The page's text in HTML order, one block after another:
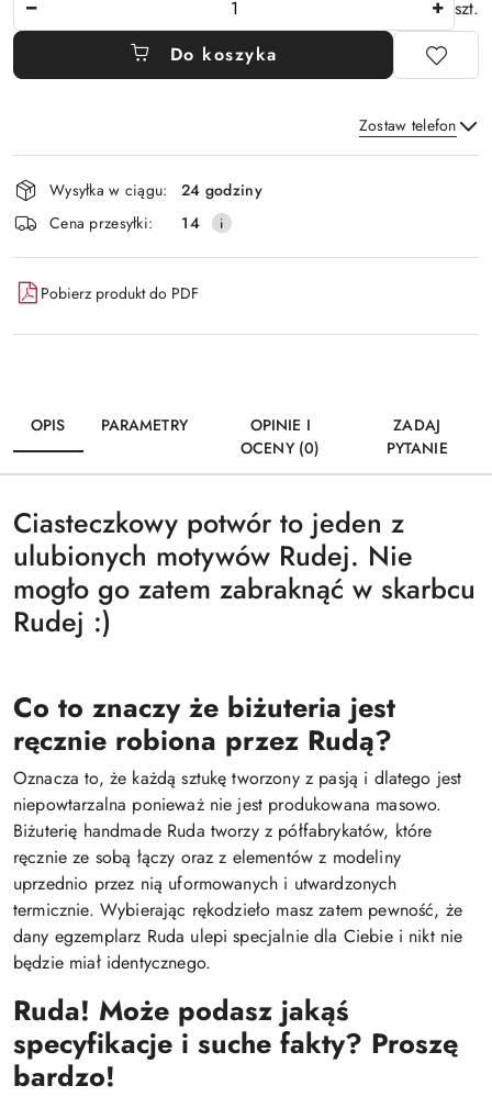
szt.
Do koszyka
Zostaw telefon
Wyślij
Dostępność
i
dostawa
Wysyłka w ciągu:
24 godziny
Cena przesyłki:
14
Pobierz produkt do PDF
OPIS PARAMETRY
OPINIE I
OCENY (0)
ZADAJ
PYTANIE
Ciasteczkowy potwór to jeden z
ulubionych motywów Rudej. Nie
mogło go zatem zabraknąć w skarbcu
Rudej :)
Co to znaczy że biżuteria jest
ręcznie robiona przez Rudą?
Oznacza to, że każdą sztukę tworzony z pasją i dlatego jest
niepowtarzalna ponieważ nie jest produkowana masowo.
Biżuterię handmade Ruda tworzy z półfabrykatów, które
ręcznie ze sobą łączy oraz z elementów z modeliny
uprzednio przez nią uformowanych i utwardzonych
termicznie. Wybierając rękodzieło masz zatem pewność, że
dany egzemplarz Ruda ulepi specjalnie dla Ciebie i nikt nie
będzie miał identycznego.
Ruda! Może podasz jakąś
specyfikacje i suche fakty? Proszę
bardzo!